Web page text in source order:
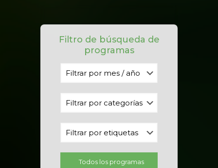
Filtro de búsqueda de
programas
Todos los programas